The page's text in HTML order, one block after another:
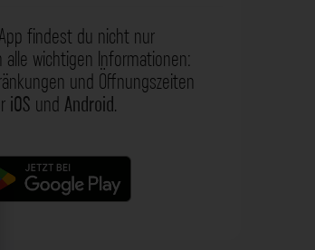
findest du nicht nur
wichtigen Informationen:
und Öffnungszeiten
iOS undAndroid.